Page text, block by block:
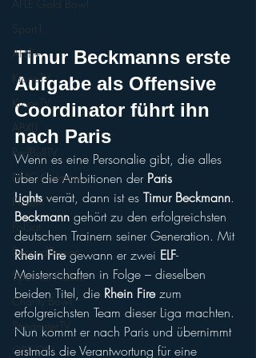
AFLE Gold Bowl
Sport1
AFLE+
KroneTV
KroneTV
ABXLI
RedBullTV
DMC Germany
Pickem
PolSat
SecondScreen
Sport en France
Charity Bowl
StreamsterTV
ORF ON
Timur Beckmanns erste
Aufgabe als Offensive
Coordinator führt ihn
nach Paris
Wenn es eine Personalie gibt, die alles
über die Ambitionen der Paris
Lights verrät, dann ist es Timur Beckmann.
Beckmann gehört zu den erfolgreichsten
deutschen Trainern seiner Generation. Mit
Rhein Fire gewann er zwei ELF-
Meisterschaften in Folge – dieselben
beiden Titel, die Rhein Fire zum
erfolgreichsten Team dieser Liga machten.
Nun kommt er nach Paris und übernimmt
erstmals die Verantwortung für eine